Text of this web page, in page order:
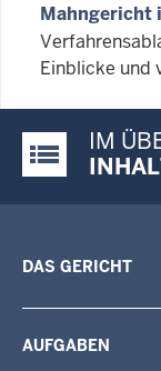
Mahngericht
Einblicke und
Justiz-Portal
IM
DAS GERICHT
AUFGABEN